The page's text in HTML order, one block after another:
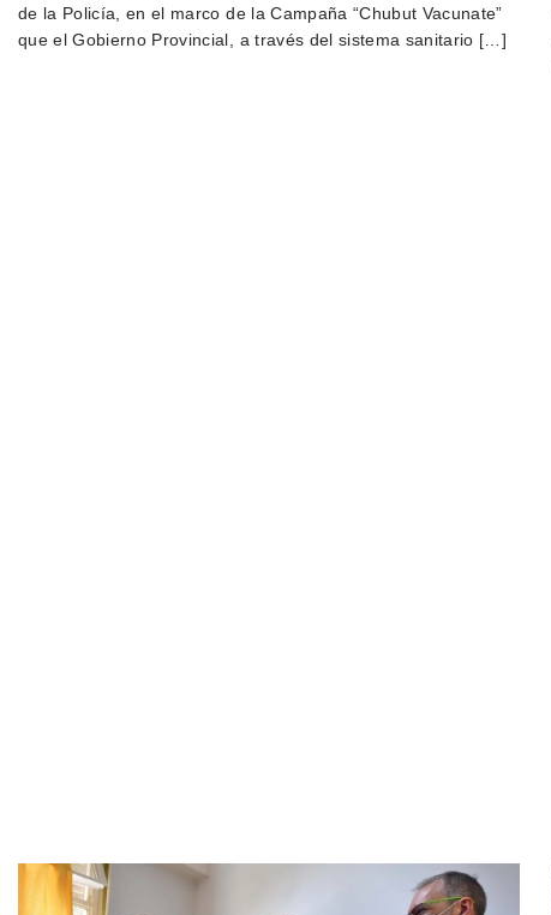
de la Policía, en el marco de la Campaña “Chubut Vacunate”
que el Gobierno Provincial, a través del sistema sanitario […]